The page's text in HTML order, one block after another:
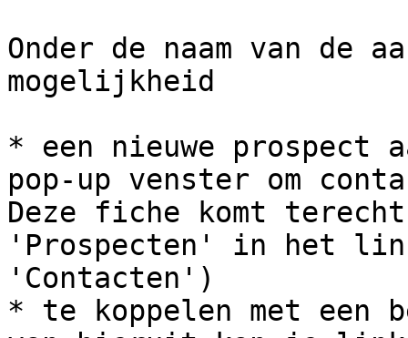
Onder de naam van de
mogelijkheid
* een nieuwe prospect
pop-up venster om
Deze fiche komt
'Prospecten' in het
'Contacten')
* te koppelen met een